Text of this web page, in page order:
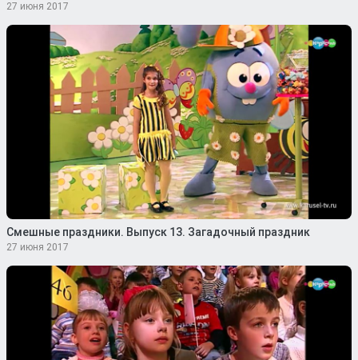
27 июня 2017
Смешные праздники. Выпуск 13. Загадочный праздник
27 июня 2017